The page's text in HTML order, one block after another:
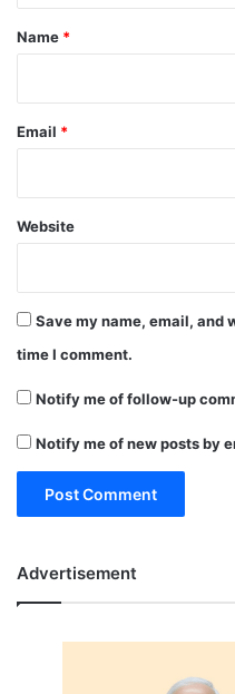
*
Name *
Email *
Website
Save my name, email, and
time I comment.
Notify me of follow-up
Notify me of new posts by
Advertisement